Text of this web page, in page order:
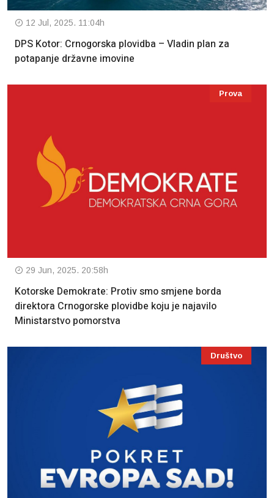
12 Jul, 2025. 11:04h
DPS Kotor: Crnogorska plovidba – Vladin plan za
potapanje državne imovine
Prova
29 Jun, 2025. 20:58h
Kotorske Demokrate: Protiv smo smjene borda
direktora Crnogorske plovidbe koju je najavilo
Ministarstvo pomorstva
Društvo